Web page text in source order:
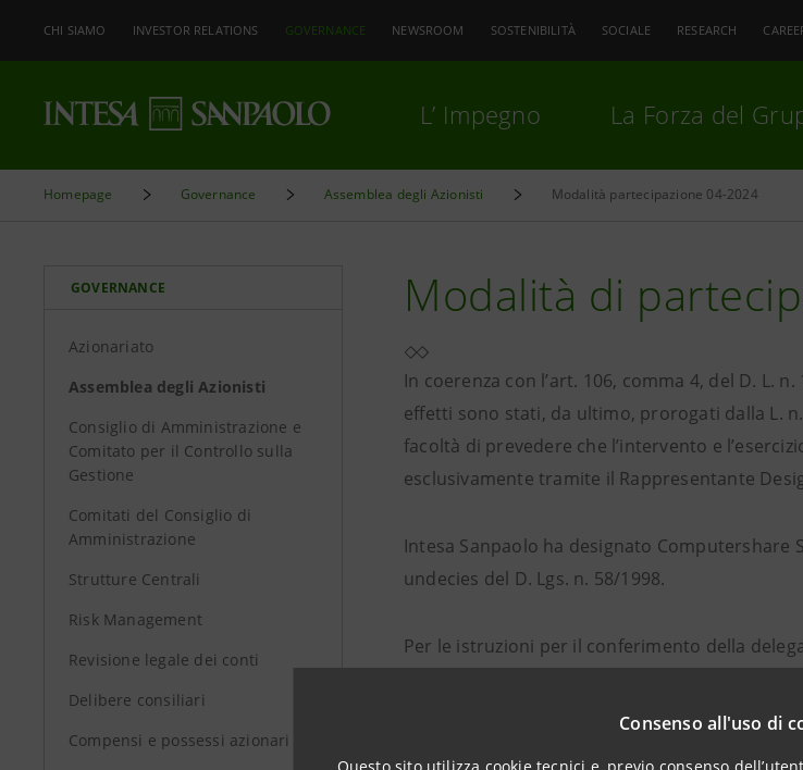
Consenso all'uso di
Questo sito utilizza cookie tecnici e, previo consenso
CHI SIAMO INVESTOR RELATIONS GOVERNANCE NEWSROOM SOSTENIBILITÀ SOCIALE RESEARCH
L’ Impegno La Forza del
Homepage Governance Assemblea degli Azionisti Modalità partecipazione 04-2024
GOVERNANCE
Azionariato
Assemblea degli Azionisti
Consiglio di Amministrazione e
Comitato per il Controllo sulla
Gestione
Comitati del Consiglio di
Amministrazione
Strutture Centrali
Risk Management
Revisione legale dei conti
Delibere consiliari
Compensi e possessi azionari
Modalità di
In coerenza con l’art. 106, comma 4, del D. L.
effetti sono stati, da ultimo, prorogati dalla L.
facoltà di prevedere che l’intervento e
esclusivamente tramite il Rappresentante
Intesa Sanpaolo ha designato Computershare
undecies del D. Lgs. n. 58/1998.
Per le istruzioni per il conferimento della
Non è ammessa altra modalità di